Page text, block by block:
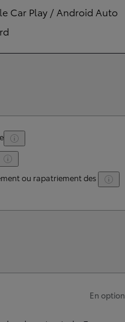
Car Play / Android Auto
ou rapatriement des
En option